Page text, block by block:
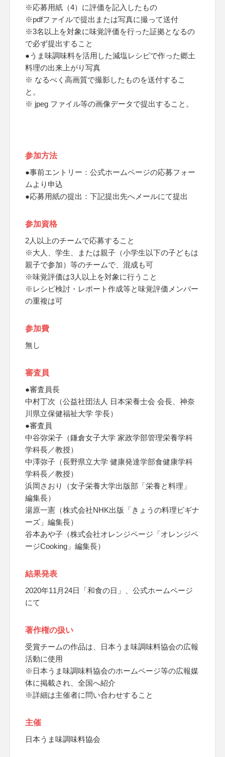
※応募用紙（4）に評価を記入したもの
※pdfファイルで提出または写真に撮って送付
※3名以上を対象に味覚評価を行った証拠となるの
で必ず提出すること
●うま味調味料を活用した減塩レシピで作った郷土
料理の出来上がり写真
※ なるべく高画質で撮影したものを送付するこ
と。
※ jpeg ファイル等の画像データで提出すること。
参加方法
●事前エントリー：公式ホームページの応募フォー
ムより申込
●応募用紙の提出：下記提出先へメールにて提出
参加資格
2人以上のチームで応募すること
※大人、学生、または親子（小学生以下の子どもは
親子で参加）等のチームで、混成も可
※味覚評価は3人以上を対象に行うこと
※レシピ検討・レポート作成等と味覚評価メンバー
の重複は可
参加費
無し
審査員
●審査員長
中村丁次（公益社団法人 日本栄養士会 会長、神奈
川県立保健福祉大学 学長）
●審査員
中谷弥栄子（鎌倉女子大学 家政学部管理栄養学科
学科長／教授）
中澤弥子（長野県立大学 健康発達学部食健康学科
学科長／教授）
浜岡さおり（女子栄養大学出版部「栄養と料理」
編集長）
湯原一憲（株式会社NHK出版「きょうの料理ビギナ
ーズ」編集長）
谷本あや子（株式会社オレンジページ「オレンジペ
ージCooking」編集長）
結果発表
2020年11月24日「和食の日」、公式ホームページ
にて
著作権の扱い
受賞チームの作品は、日本うま味調味料協会の広報
活動に使用
※日本うま味調味料協会のホームページ等の広報媒
体に掲載され、全国へ紹介
※詳細は主催者に問い合わせすること
主催
日本うま味調味料協会